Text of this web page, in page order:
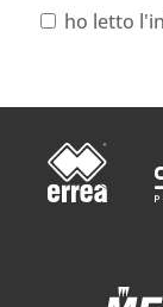
ho letto